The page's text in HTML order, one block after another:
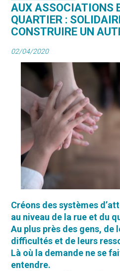
AUX ASSOCIATIONS
QUARTIER :
CONSTRUIRE UN
02/04/2020
Créons des systèmes
au niveau de la rue et du
Au plus près des gens, de
difficultés et de leurs
Là où la demande ne se
entendre.